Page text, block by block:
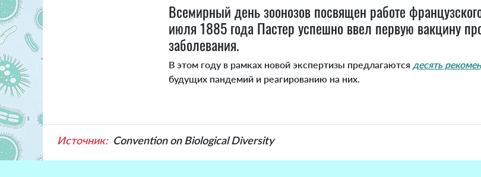
Всемирный день зоонозов посвящен работе
июля 1885 года Пастер успешно ввел первую вакцину
заболевания.
В этом году в рамках новой экспертизы предлагаются десять
будущих пандемий и реагированию на них.
Источник: Convention on Biological Diversity